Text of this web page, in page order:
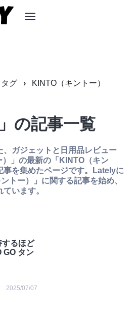
タグ KINTO（キントー）
の記事一覧
、ガジェットと日用品レビュー
）」の最新の「KINTO（キン
事を集めたページです。Latelyに
トー）」に関する記事を始め、
います。
するほど
GO タン
2025/07/07